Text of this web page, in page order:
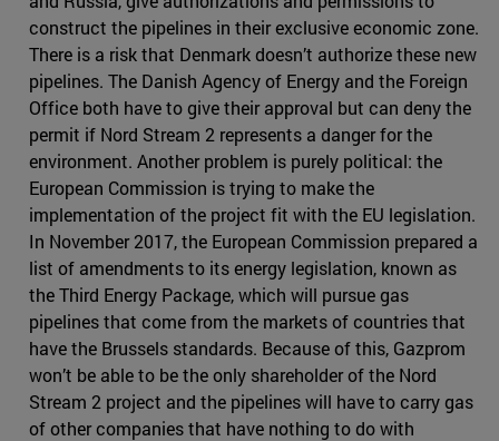
construct the pipelines in their exclusive economic zone.
There is a risk that Denmark doesn’t authorize these new
pipelines. The Danish Agency of Energy and the Foreign
Office both have to give their approval but can deny the
permit if Nord Stream 2 represents a danger for the
environment. Another problem is purely political: the
European Commission is trying to make the
implementation of the project fit with the EU legislation.
In November 2017, the European Commission prepared a
list of amendments to its energy legislation, known as
the Third Energy Package, which will pursue gas
pipelines that come from the markets of countries that
have the Brussels standards. Because of this, Gazprom
won’t be able to be the only shareholder of the Nord
Stream 2 project and the pipelines will have to carry gas
of other companies that have nothing to do with